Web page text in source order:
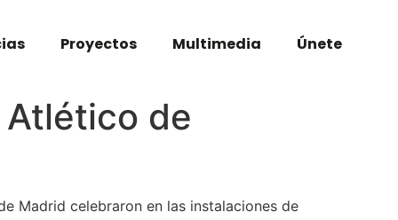
Proyectos Multimedia Únete
de
Madrid celebraron en las instalaciones de